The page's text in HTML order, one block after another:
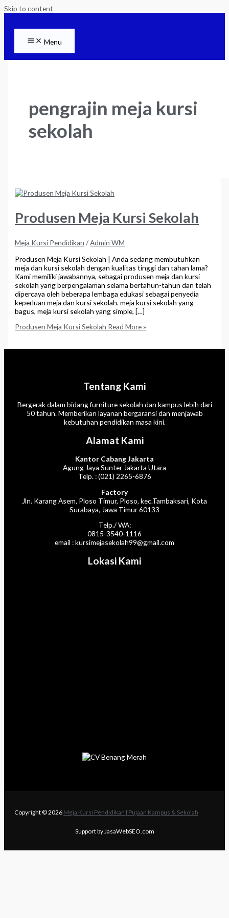
Skip to content
Menu
pengrajin meja kursi
sekolah
Produsen Meja Kursi Sekolah
Meja Kursi Pendidikan /Admin WM
Produsen Meja Kursi Sekolah | Anda sedang membutuhkan
meja dan kursi sekolah dengan kualitas tinggi dan tahan lama?
Kami memiliki jawabannya, sebagai produsen meja dan kursi
sekolah yang berpengalaman selama bertahun-tahun dan telah
dipercaya oleh beberapa lembaga edukasi sebagai penyedia
keperluan meja dan kursi sekolah. meja kursi sekolah yang
bagus, meja kursi sekolah yang simple, […]
Produsen Meja Kursi Sekolah Read More »
Tentang Kami
Bergerak dalam bidang furniture sekolah dan kampus lebih dari
50 tahun. Memberikan layanan bergaransi dan menjawab
kebutuhan pendidikan masa kini.
Alamat Kami
Kantor Cabang Jakarta
Agung Jaya Sunter Jakarta Utara
Telp. : (021) 2265-6876
Factory
Jln. Karang Asem, Ploso Timur, Ploso, kec.Tambaksari, Kota
Surabaya, Jawa Timur 60133
Telp./ WA:
0815-3540-1116
email : kursimejasekolah99@gmail.com
Lokasi Kami
Copyright © 2026 Meja Kursi Pendidikan | Pujaan Kampus & Sekolah
Support by JasaWebSEO.com